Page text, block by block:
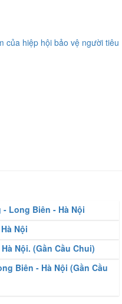
của hiệp hội bảo vệ người tiêu
Long Biên - Hà Nội
Nội
Nội. (Gần Cầu Chui)
Biên - Hà Nội (Gần Cầu